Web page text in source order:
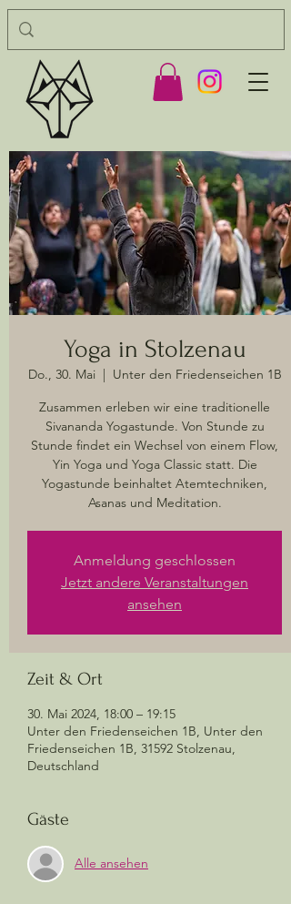
Yoga in Stolzenau
Do., 30. Mai
  |
Unter den Friedenseichen 1B
Zusammen erleben wir eine traditionelle
Sivananda Yogastunde. Von Stunde zu
Stunde findet ein Wechsel von einem Flow,
Yin Yoga und Yoga Classic statt. Die
Yogastunde beinhaltet Atemtechniken,
Asanas und Meditation.
Anmeldung geschlossen
Jetzt andere Veranstaltungen
ansehen
Zeit & Ort
30. Mai 2024, 18:00 – 19:15
Unter den Friedenseichen 1B, Unter den
Friedenseichen 1B, 31592 Stolzenau,
Deutschland
Gäste
Alle ansehen